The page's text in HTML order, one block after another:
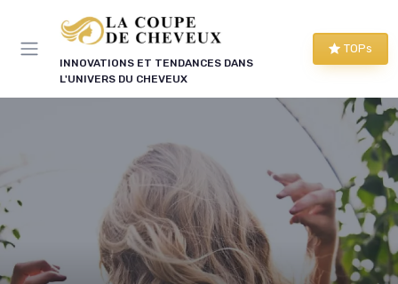
INNOVATIONS ET TENDANCES DANS
L'UNIVERS DU CHEVEUX
TOPs